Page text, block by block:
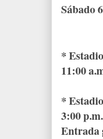
Sábado
*
11:00
*
3:00
Entrada